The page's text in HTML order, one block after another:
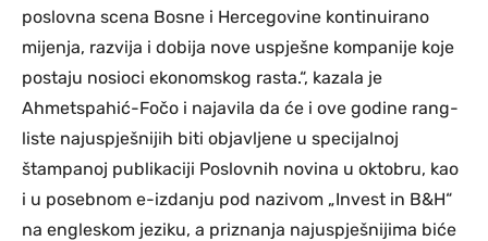
poslovna scena Bosne i Hercegovine kontinuirano
mijenja, razvija i dobija nove uspješne kompanije koje
postaju nosioci ekonomskog rasta.“, kazala je
Ahmetspahić-Fočo i najavila da će i ove godine rang-
liste najuspješnijih biti objavljene u specijalnoj
štampanoj publikaciji Poslovnih novina u oktobru, kao
i u posebnom e-izdanju pod nazivom „Invest in B&H“
na engleskom jeziku, a priznanja najuspješnijima biće